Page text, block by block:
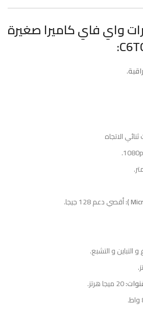
واي فاي كاميرا صغيرة
.
الاتجاه
أقصي دعم 128 جيجا.
التباين و التشبع.